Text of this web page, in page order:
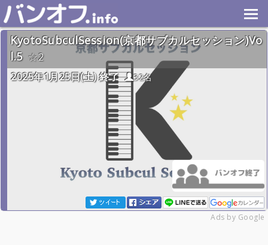
KyotoSubculSession(京都サブカルセッション)Vo
l.5
2
2025年1月25日(土) 終了
32名
Ads by Google